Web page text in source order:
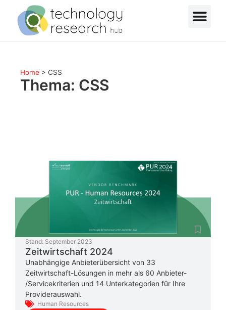
Home > CSS
Thema: CSS
Stand: September 2023
Zeitwirtschaft 2024
Unabhängige Anbieterübersicht von 33
Zeitwirtschaft-Lösungen in mehr als 60 Anbieter-
/Servicekriterien und 14 Unterkategorien für Ihre
Providerauswahl.
Human Resources